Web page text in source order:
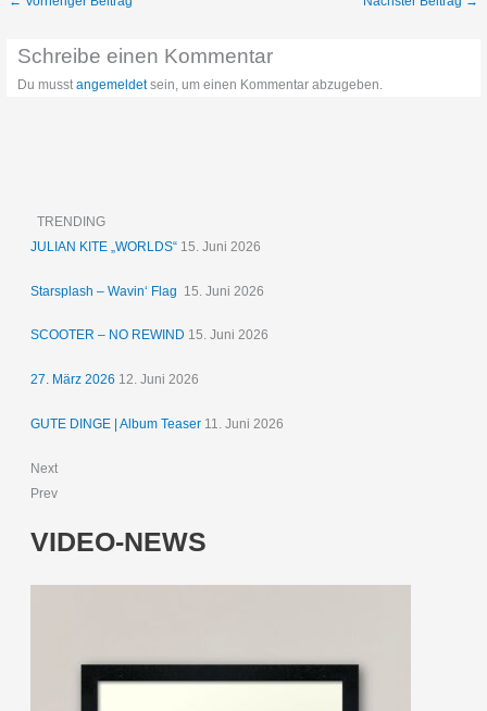
Schreibe einen Kommentar
Du musstangemeldetsein, um einen Kommentar abzugeben.
TRENDING
JULIAN KITE „WORLDS“ 15. Juni 2026
Starsplash – Wavin‘ Flag 15. Juni 2026
SCOOTER – NO REWIND 15. Juni 2026
27. März 2026 12. Juni 2026
GUTE DINGE | Album Teaser 11. Juni 2026
Next
Prev
VIDEO-NEWS